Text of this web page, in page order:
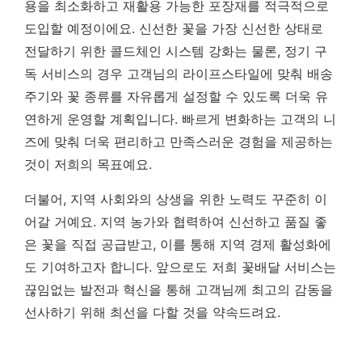
용을 최소화하고 재활용 가능한 포장재를 적극적으로
도입할 예정이에요. 신선한 꽃을 가장 신선한 상태로
전달하기 위한 콜드체인 시스템 강화는 물론, 정기 구
독 서비스의 경우 고객님의 라이프스타일에 맞춰 배송
주기와 꽃 종류를 자유롭게 설정할 수 있도록 더욱 유
연하게 운영할 계획입니다. 빠르게 변화하는 고객의 니
즈에 맞춰 더욱 편리하고 만족스러운 경험을 제공하는
것이 저희의 목표예요.
더불어, 지역 사회와의 상생을 위한 노력도 꾸준히 이
어갈 거예요. 지역 농가와 협력하여 신선하고 품질 좋
은 꽃을 직접 공급받고, 이를 통해 지역 경제 활성화에
도 기여하고자 합니다. 앞으로도 저희 꽃배달 서비스는
끊임없는 발전과 혁신을 통해 고객님께 최고의 감동을
선사하기 위해 최선을 다할 것을 약속드려요.